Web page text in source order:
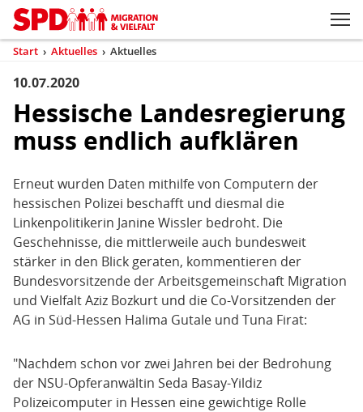
Kopfbereich
Sprungmarken-
Navigation
Zum Inhaltsbereich der Seite
Hauptnavigation
Sie
sind
Start › Aktuelles › Aktuelles
Inhaltsbereich
Aktuelles
10.07.2020
Hessische Landesregierung
muss endlich aufklären
Erneut wurden Daten mithilfe von Computern der
hessischen Polizei beschafft und diesmal die
Linkenpolitikerin Janine Wissler bedroht. Die
Geschehnisse, die mittlerweile auch bundesweit
stärker in den Blick geraten, kommentieren der
Bundesvorsitzende der Arbeitsgemeinschaft Migration
und Vielfalt Aziz Bozkurt und die Co-Vorsitzenden der
AG in Süd-Hessen Halima Gutale und Tuna Firat:
"Nachdem schon vor zwei Jahren bei der Bedrohung
der NSU-Opferanwältin Seda Basay-Yildiz
Polizeicomputer in Hessen eine gewichtige Rolle